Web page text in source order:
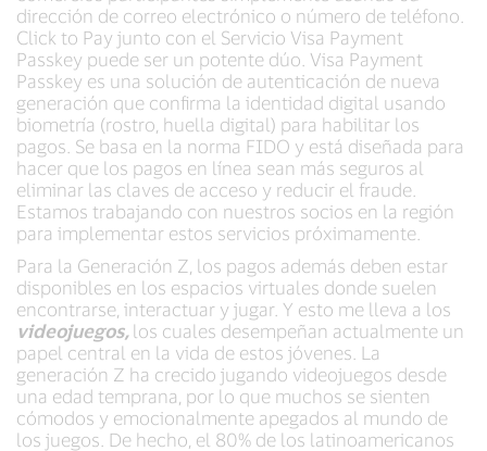
dirección de correo electrónico o número de teléfono.
Click to Pay junto con el Servicio Visa Payment
Passkey puede ser un potente dúo. Visa Payment
Passkey es una solución de autenticación de nueva
generación que confirma la identidad digital usando
biometría (rostro, huella digital) para habilitar los
pagos. Se basa en la norma FIDO y está diseñada para
hacer que los pagos en línea sean más seguros al
eliminar las claves de acceso y reducir el fraude.
Estamos trabajando con nuestros socios en la región
para implementar estos servicios próximamente.
Para la Generación Z, los pagos además deben estar
disponibles en los espacios virtuales donde suelen
encontrarse, interactuar y jugar. Y esto me lleva a los
videojuegos, los cuales desempeñan actualmente un
papel central en la vida de estos jóvenes. La
generación Z ha crecido jugando videojuegos desde
una edad temprana, por lo que muchos se sienten
cómodos y emocionalmente apegados al mundo de
los juegos. De hecho, el 80% de los latinoamericanos